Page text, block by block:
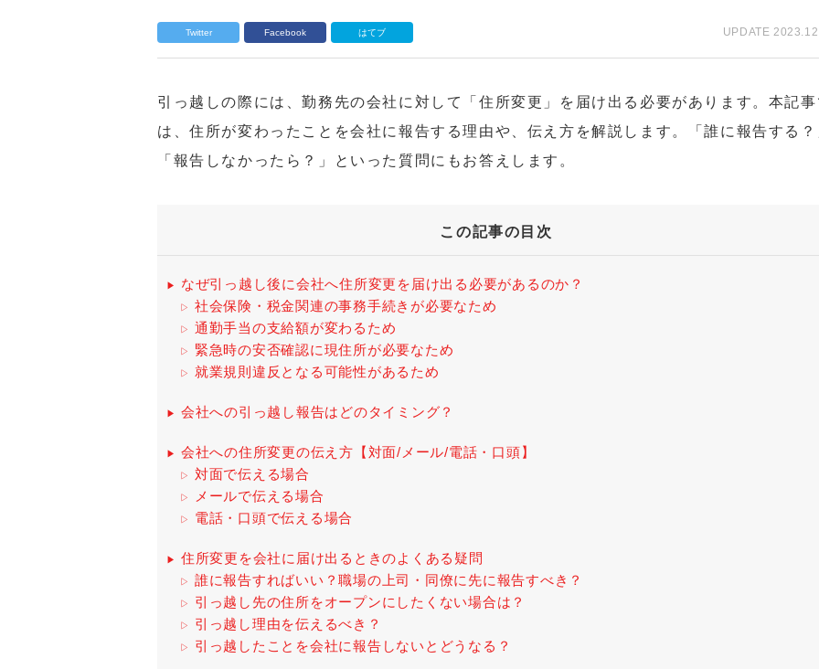
Twitter Facebook はてブ UPDATE
引っ越しの際には、勤務先の会社に対して「住所変更」を届け出る必要があります。本記
は、住所が変わったことを会社に報告する理由や、伝え方を解説します。「誰に報告する
「報告しなかったら？」といった質問にもお答えします。
この記事の目次
なぜ引っ越し後に会社へ住所変更を届け出る必要があるのか？
社会保険・税金関連の事務手続きが必要なため
通勤手当の支給額が変わるため
緊急時の安否確認に現住所が必要なため
就業規則違反となる可能性があるため
会社への引っ越し報告はどのタイミング？
会社への住所変更の伝え方【対面/メール/電話・口頭】
対面で伝える場合
メールで伝える場合
電話・口頭で伝える場合
住所変更を会社に届け出るときのよくある疑問
誰に報告すればいい？職場の上司・同僚に先に報告すべき？
引っ越し先の住所をオープンにしたくない場合は？
引っ越し理由を伝えるべき？
引っ越したことを会社に報告しないとどうなる？